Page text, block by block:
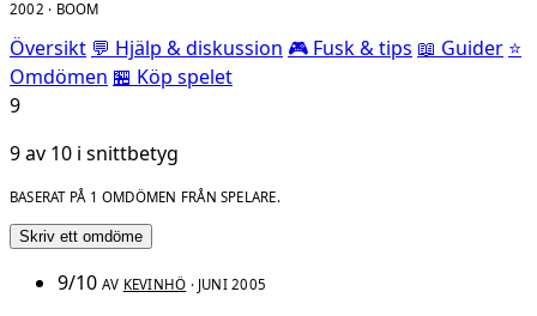
2002 · BOOM
Översikt 💬 Hjälp & diskussion 🎮 Fusk & tips 📖 Guider ⭐
Omdömen 🏪 Köp spelet
9
9 av 10 i snittbetyg
BASERAT PÅ 1 OMDÖMEN FRÅN SPELARE.
Skriv ett omdöme
9/10 AV KEVINHÖ · JUNI 2005